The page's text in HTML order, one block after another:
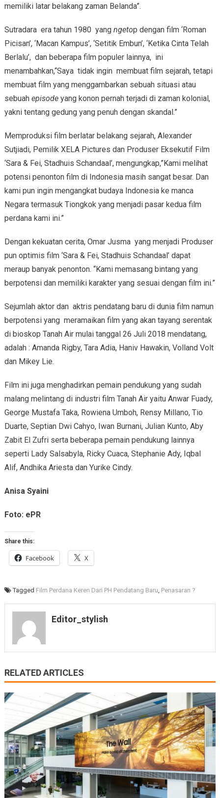
memiliki latar belakang zaman Belanda”.
Sutradara era tahun 1980 yang ngetop dengan film ‘Roman
Picisan’, ‘Macan Kampus’, ‘Setitik Embun’, ‘Ketika Cinta Telah
Berlalu’, dan beberapa film populer lainnya, ini
menambahkan,“Saya tidak ingin membuat film sejarah, tetapi
membuat film yang menggambarkan sebuah situasi atau
sebuahepisodeyang konon pernah terjadi di zaman kolonial,
yakni tentang gedung yang penuh dengan skandal.”
Memproduksi film berlatar belakang sejarah, Alexander
Sutjiadi, Pemilik XELA Pictures dan Produser Eksekutif Film
‘Sara & Fei, Stadhuis Schandaal’, mengungkap,”Kami melihat
potensi penonton film di Indonesia masih sangat besar. Dan
kami pun ingin mengangkat budaya Indonesia ke manca
Negara termasuk Tiongkok yang menjadi pasar kedua film
perdana kami ini.”
Dengan kekuatan cerita, Omar Jusma yang menjadi Produser
pun optimis film ‘Sara & Fei, Stadhuis Schandaal’ dapat
meraup banyak penonton. “Kami memasang bintang yang
berpotensi dan memiliki karakter yang sesuai dengan film ini.”
Sejumlah aktor dan aktris pendatang baru di dunia film namun
berpotensi yang meramaikan film yang akan tayang serentak
di bioskop Tanah Air mulai tanggal 26 Juli 2018 mendatang,
adalah : Amanda Rigby, Tara Adia, Haniv Hawakin, Volland Volt
dan Mikey Lie.
Film ini juga menghadirkan pemain pendukung yang sudah
malang melintang di industri film Tanah Air yaitu Anwar Fuady,
George Mustafa Taka, Rowiena Umboh, Rensy Millano, Tio
Duarte, Septian Dwi Cahyo, Iwan Burnani, Julian Kunto, Aby
Zabit El Zufri serta beberapa pemain pendukung lainnya
seperti Lady Salsabyla, Ricky Cuaca, Stephanie Ady, Iqbal
Alif, Andhika Ariesta dan Yurike Cindy.
Anisa Syaini
Foto: ePR
Share this:
Facebook X
Tagged Film Perdana Keren Dari PH Pendatang Baru Penasaran ?
Editor_stylish
RELATED ARTICLES